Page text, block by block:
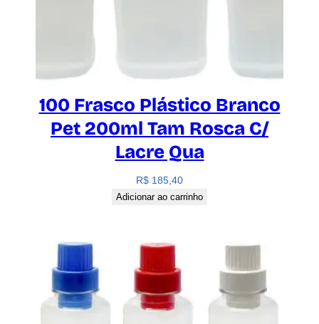
100 Frasco Plástico Branco
Pet 200ml Tam Rosca C/
Lacre Qua
R$ 185,40
Adicionar ao carrinho